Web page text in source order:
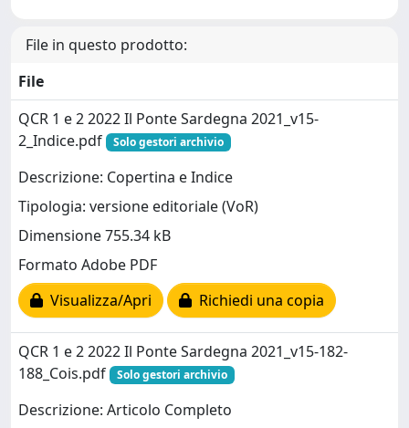
File in questo prodotto:
File
QCR 1 e 2 2022 Il Ponte Sardegna 2021_v15-
2_Indice.pdf
Solo gestori archivio
Descrizione: Copertina e Indice
Tipologia: versione editoriale (VoR)
Dimensione 755.34 kB
Formato Adobe PDF
Visualizza/Apri
Richiedi una copia
QCR 1 e 2 2022 Il Ponte Sardegna 2021_v15-182-
188_Cois.pdf
Solo gestori archivio
Descrizione: Articolo Completo